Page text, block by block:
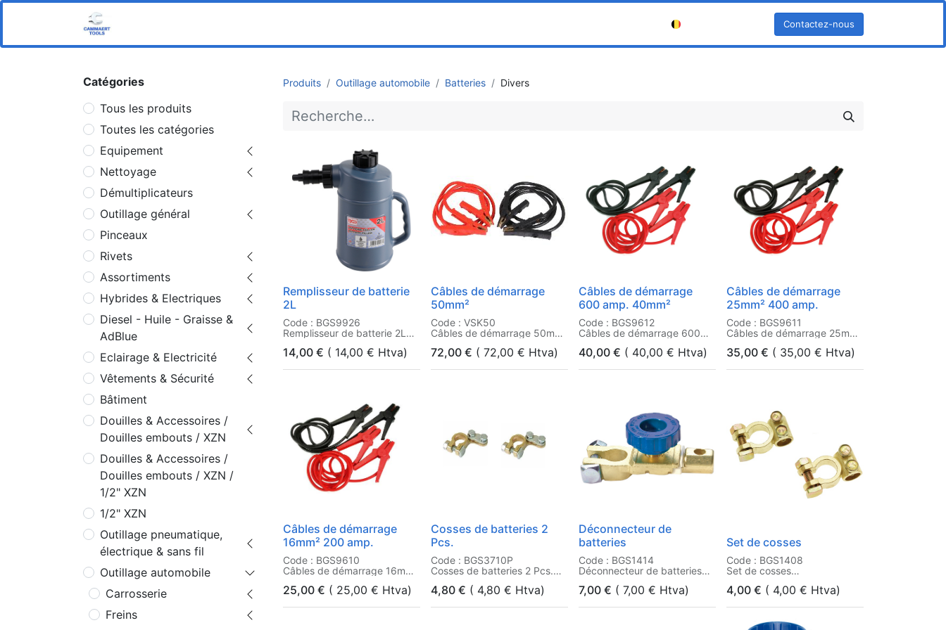
Contactez-nous
Catégories
Tous les produits
Toutes les catégories
Equipement
Nettoyage
Démultiplicateurs
Outillage général
Pinceaux
Rivets
Assortiments
Hybrides & Electriques
Diesel - Huile - Graisse &
AdBlue
Eclairage & Electricité
Vêtements & Sécurité
Bâtiment
Douilles & Accessoires /
Douilles embouts / XZN
Douilles & Accessoires /
Douilles embouts / XZN /
1/2" XZN
1/2" XZN
Outillage pneumatique,
électrique & sans fil
Outillage automobile
Carrosserie
Freins
Produits Outillage automobile Batteries Divers
Remplisseur de batterie
2L
Code : BGS9926
Remplisseur de batterie 2L
14,00 € ( 14,00 € Htva)
Câbles de démarrage
50mm²
Code : VSK50
Câbles de démarrage 50mm²
72,00 € ( 72,00 € Htva)
Câbles de démarrage
600 amp. 40mm²
Code : BGS9612
Câbles de démarrage 600
40,00 € ( 40,00 € Htva)
Câbles de démarrage
25mm² 400 amp.
Code : BGS9611
Câbles de démarrage 25mm²
35,00 € ( 35,00 € Htva)
Câbles de démarrage
16mm² 200 amp.
Code : BGS9610
Câbles de démarrage 16mm²
25,00 € ( 25,00 € Htva)
Cosses de batteries 2
Pcs.
Code : BGS3710P
Cosses de batteries 2 Pcs.
4,80 € ( 4,80 € Htva)
Déconnecteur de
batteries
Code : BGS1414
Déconnecteur de batteries
7,00 € ( 7,00 € Htva)
Set de cosses
Code : BGS1408
Set de cosses
4,00 € ( 4,00 € Htva)